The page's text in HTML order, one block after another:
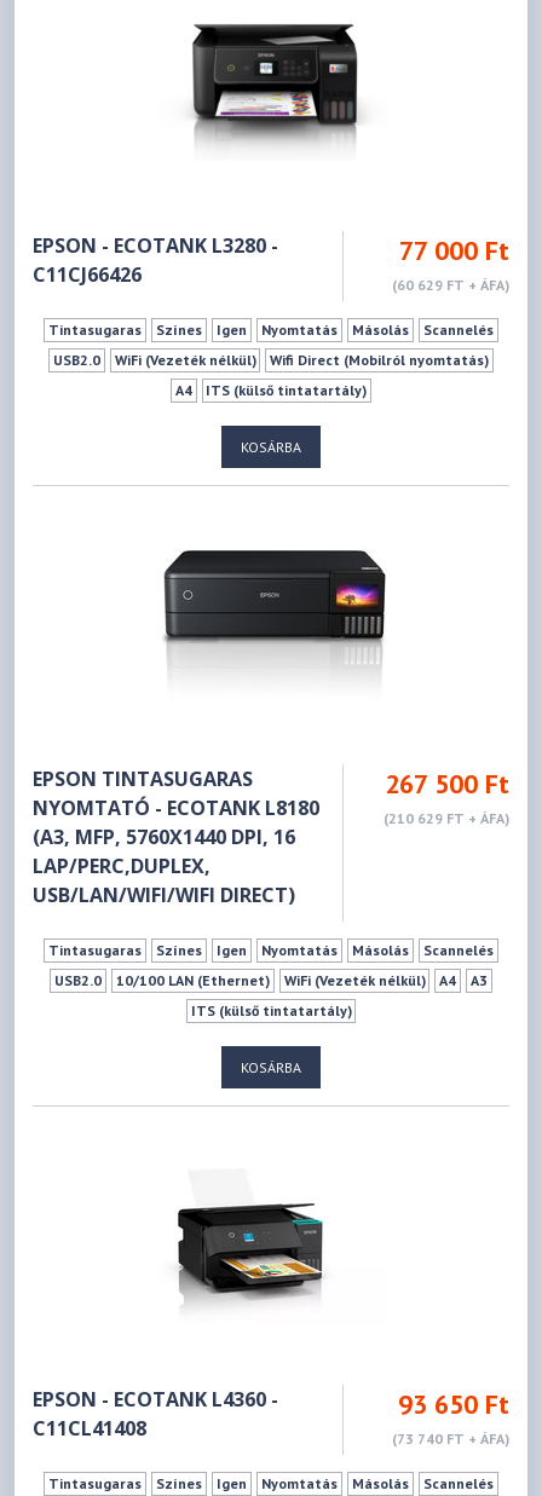
EPSON - ECOTANK L3280 -
C11CJ66426
77 000 Ft
(60 629 FT + ÁFA)
Tintasugaras Színes Igen Nyomtatás Másolás
Scannelés
USB2.0
WiFi (Vezeték nélkül)
Wifi Direct (Mobilról nyomtatás)
A4
ITS (külső tintatartály)
KOSÁRBA
EPSON TINTASUGARAS
NYOMTATÓ - ECOTANK L8180
(A3, MFP, 5760X1440 DPI, 16
LAP/PERC,DUPLEX,
USB/LAN/WIFI/WIFI DIRECT)
267 500 Ft
(210 629 FT + ÁFA)
Tintasugaras Színes Igen Nyomtatás Másolás
Scannelés
USB2.0
10/100 LAN (Ethernet) WiFi (Vezeték nélkül) A4
A3
ITS (külső tintatartály)
KOSÁRBA
EPSON - ECOTANK L4360 -
C11CL41408
93 650 Ft
(73 740 FT + ÁFA)
Tintasugaras Színes Igen Nyomtatás Másolás Scannelés